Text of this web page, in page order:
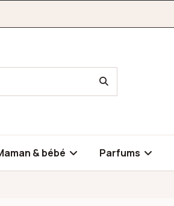
& bébé Parfums